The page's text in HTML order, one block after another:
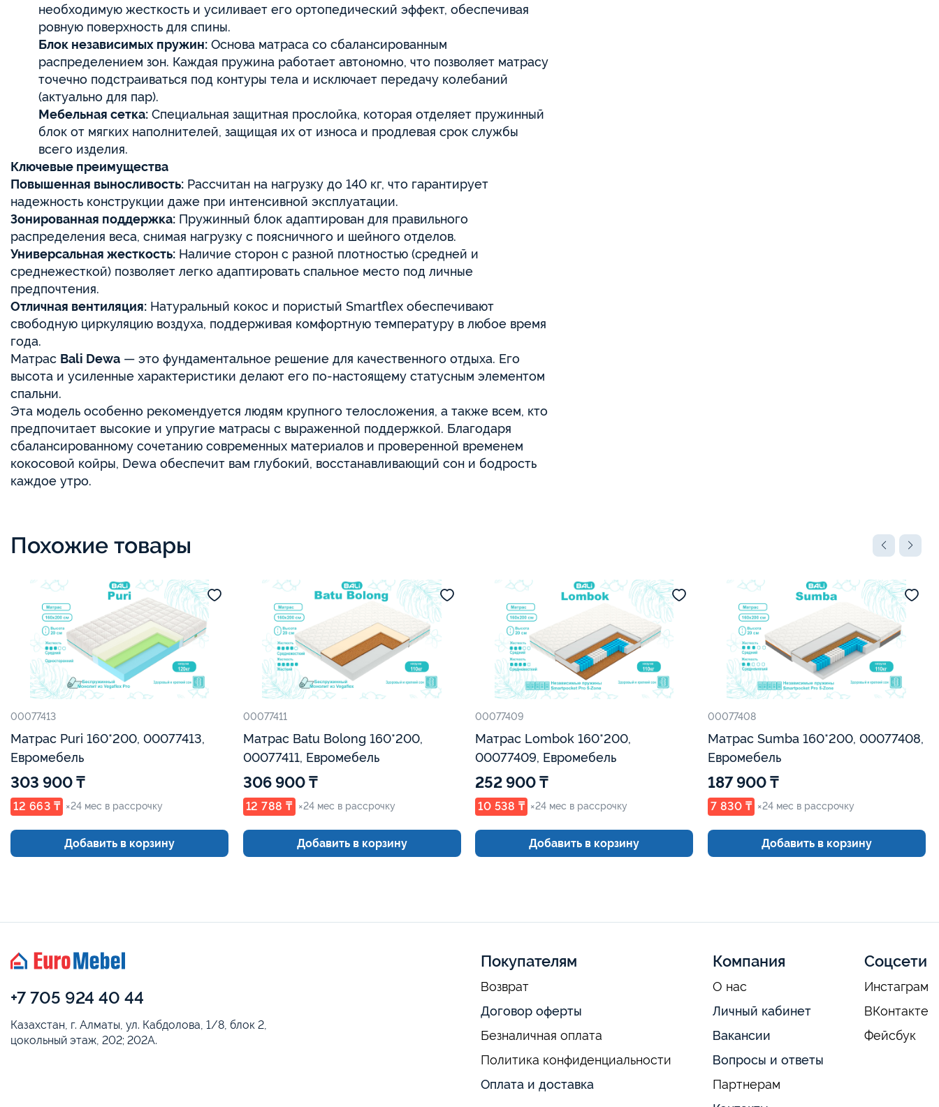
необходимую жесткость и усиливает его ортопедический эффект, обеспечивая
ровную поверхность для спины.
Блок независимых пружин: Основа матраса со сбалансированным
распределением зон. Каждая пружина работает автономно, что позволяет матрасу
точечно подстраиваться под контуры тела и исключает передачу колебаний
(актуально для пар).
Мебельная сетка: Специальная защитная прослойка, которая отделяет пружинный
блок от мягких наполнителей, защищая их от износа и продлевая срок службы
всего изделия.
Ключевые преимущества
Повышенная выносливость: Рассчитан на нагрузку до 140 кг, что гарантирует
надежность конструкции даже при интенсивной эксплуатации.
Зонированная поддержка: Пружинный блок адаптирован для правильного
распределения веса, снимая нагрузку с поясничного и шейного отделов.
Универсальная жесткость: Наличие сторон с разной плотностью (средней и
среднежесткой) позволяет легко адаптировать спальное место под личные
предпочтения.
Отличная вентиляция: Натуральный кокос и пористый Smartflex обеспечивают
свободную циркуляцию воздуха, поддерживая комфортную температуру в любое время
года.
Матрас Bali Dewa — это фундаментальное решение для качественного отдыха. Его
высота и усиленные характеристики делают его по-настоящему статусным элементом
спальни.
Эта модель особенно рекомендуется людям крупного телосложения, а также всем, кто
предпочитает высокие и упругие матрасы с выраженной поддержкой. Благодаря
сбалансированному сочетанию современных материалов и проверенной временем
кокосовой койры, Dewa обеспечит вам глубокий, восстанавливающий сон и бодрость
каждое утро.
Похожие товары
00077413
Матрас Puri 160*200, 00077413,
Евромебель
303 900 ₸
12 663 ₸ ×24 мес в рассрочку
Добавить в корзину
00077411
Матрас Batu Bolong 160*200,
00077411, Евромебель
306 900 ₸
12 788 ₸ ×24 мес в рассрочку
Добавить в корзину
00077409
Матрас Lombok 160*200,
00077409, Евромебель
252 900 ₸
10 538 ₸ ×24 мес в рассрочку
Добавить в корзину
00077408
Матрас Sumba 160*200, 00077408,
Евромебель
187 900 ₸
7 830 ₸ ×24 мес в рассрочку
Добавить в корзину
+7 705 924 40 44
Казахстан, г. Алматы, ул. Кабдолова, 1/8, блок 2,
цокольный этаж, 202; 202А.
Покупателям
Возврат
Договор оферты
Безналичная оплата
Политика конфиденциальности
Оплата и доставка
Компания
О нас
Личный кабинет
Вакансии
Вопросы и ответы
Партнерам
Соцсети
Инстаграм
ВКонтакте
Фейсбук